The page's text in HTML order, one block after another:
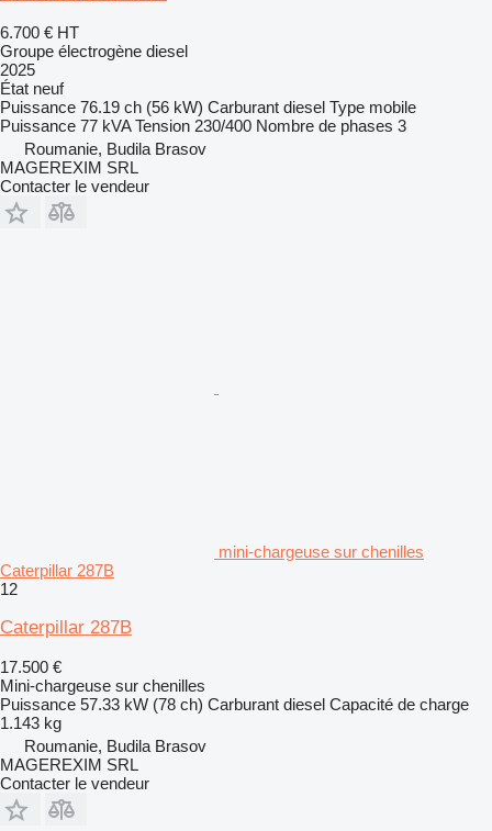
6.700 € HT
Groupe électrogène diesel
2025
État neuf
Puissance 76.19 ch (56 kW) Carburant diesel Type mobile
Puissance 77 kVA Tension 230/400 Nombre de phases 3
Roumanie, Budila Brasov
MAGEREXIM SRL
Contacter le vendeur
mini-chargeuse sur chenilles
Caterpillar 287B
12
Caterpillar 287B
17.500 €
Mini-chargeuse sur chenilles
Puissance 57.33 kW (78 ch) Carburant diesel Capacité de charge
1.143 kg
Roumanie, Budila Brasov
MAGEREXIM SRL
Contacter le vendeur